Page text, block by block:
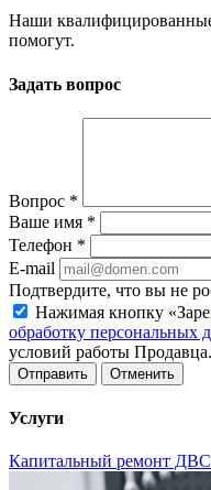
Наши
помогут.
Задать вопрос
Вопрос *
Ваше имя *
Телефон *
E-mail
Подтвердите, что вы не
Нажимая кнопку
обработку персональных
условий работы Продавца.
Отменить
Услуги
Капитальный ремонт ДВС